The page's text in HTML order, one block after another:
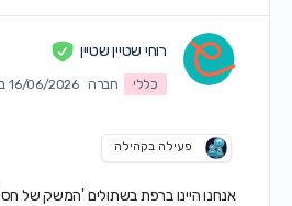
רוחי שטיין שטיין
כללי חברה 16/06/2026 ב10:10 pm
פעילה בקהילה
אנחנו היינו ברפת בשתולים 'המשק של חסן'